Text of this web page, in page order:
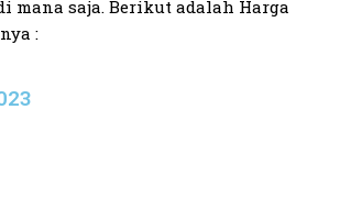
mana saja. Berikut adalah Harga
: